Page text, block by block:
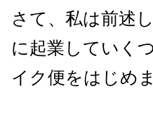
さて、私は前述
に起業していく
イク便をはじめ